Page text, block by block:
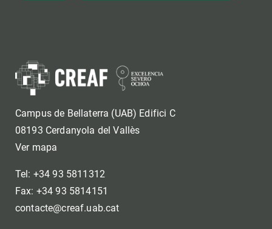
Campus de Bellaterra (UAB) Edifici C
08193 Cerdanyola del Vallès
Ver mapa
Tel: +34 93 5811312
Fax: +34 93 5814151
contacte@creaf.uab.cat